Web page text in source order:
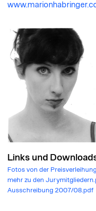
Links und
Fotos von der Preisverleihung
mehr zu den
Ausschreibung 2007/08.pdf